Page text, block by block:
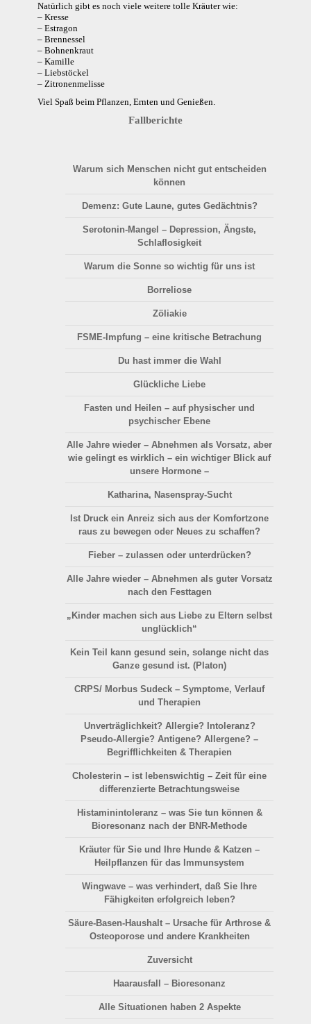
Natürlich gibt es noch viele weitere tolle Kräuter wie:
– Kresse
– Estragon
– Brennessel
– Bohnenkraut
– Kamille
– Liebstöckel
– Zitronenmelisse
Viel Spaß beim Pflanzen, Ernten und Genießen.
Fallberichte
Warum sich Menschen nicht gut entscheiden
können
Demenz: Gute Laune, gutes Gedächtnis?
Serotonin-Mangel – Depression, Ängste,
Schlaflosigkeit
Warum die Sonne so wichtig für uns ist
Borreliose
Zöliakie
FSME-Impfung – eine kritische Betrachung
Du hast immer die Wahl
Glückliche Liebe
Fasten und Heilen – auf physischer und
psychischer Ebene
Alle Jahre wieder – Abnehmen als Vorsatz, aber
wie gelingt es wirklich – ein wichtiger Blick auf
unsere Hormone –
Katharina, Nasenspray-Sucht
Ist Druck ein Anreiz sich aus der Komfortzone
raus zu bewegen oder Neues zu schaffen?
Fieber – zulassen oder unterdrücken?
Alle Jahre wieder – Abnehmen als guter Vorsatz
nach den Festtagen
„Kinder machen sich aus Liebe zu Eltern selbst
unglücklich“
Kein Teil kann gesund sein, solange nicht das
Ganze gesund ist. (Platon)
CRPS/ Morbus Sudeck – Symptome, Verlauf
und Therapien
Unverträglichkeit? Allergie? Intoleranz?
Pseudo-Allergie? Antigene? Allergene? –
Begrifflichkeiten & Therapien
Cholesterin – ist lebenswichtig – Zeit für eine
differenzierte Betrachtungsweise
Histaminintoleranz – was Sie tun können &
Bioresonanz nach der BNR-Methode
Kräuter für Sie und Ihre Hunde & Katzen –
Heilpflanzen für das Immunsystem
Wingwave – was verhindert, daß Sie Ihre
Fähigkeiten erfolgreich leben?
Säure-Basen-Haushalt – Ursache für Arthrose &
Osteoporose und andere Krankheiten
Zuversicht
Haarausfall – Bioresonanz
Alle Situationen haben 2 Aspekte